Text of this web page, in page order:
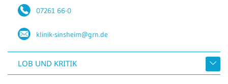
07261 66-0
klinik-sinsheim@grn.de
LOB UND KRITIK